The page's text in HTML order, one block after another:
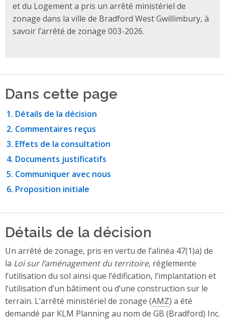
et du Logement a pris un arrêté ministériel de
zonage dans la ville de Bradford West Gwillimbury, à
savoir l’arrêté de zonage 003-2026.
Dans cette page
Détails de la décision
Commentaires reçus
Effets de la consultation
Documents justificatifs
Communiquer avec nous
Proposition initiale
Détails de la décision
Un arrêté de zonage, pris en vertu de l’alinéa 47(1)a) de
la Loi sur l’aménagement du territoire, réglemente
l’utilisation du sol ainsi que l’édification, l’implantation et
l’utilisation d’un bâtiment ou d’une construction sur le
terrain. L’arrêté ministériel de zonage (AMZ) a été
demandé par KLM Planning au nom de GB (Bradford) Inc.